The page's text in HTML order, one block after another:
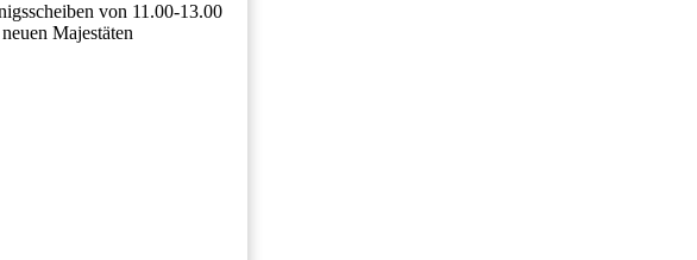
von 11.00-13.00
Majestäten